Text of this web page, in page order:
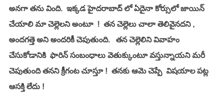
అనగా తను వింది.  ఇక్కడ హైదరాబాద్ లో ఏదైనా కోర్సులో జాయిన్
చేయాలి మా చెల్లెలని అంటూ  !  తన చెల్లెలు చాలా తెలివైనదని ,
అందగత్తె అని అందరికీ చెపుతుంది.   తన చెల్లెలిని వివాహం
చేసుకోడానికి  ఫారిన్ సంబంధాలు వెతుక్కుంటూ వస్తున్నాయని మరీ
చెపుతుంది తనని క్రీగంట చూస్తూ !  తనకు ఆమె చెప్పే  విషయాల పట్ల
ఆసక్తి లేదు !